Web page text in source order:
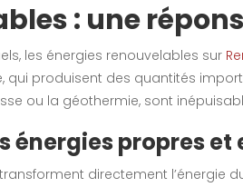
: une
les énergies renouvelables sur
qui produisent des quantités
ou la géothermie, sont
énergies propres
directement l’énergie